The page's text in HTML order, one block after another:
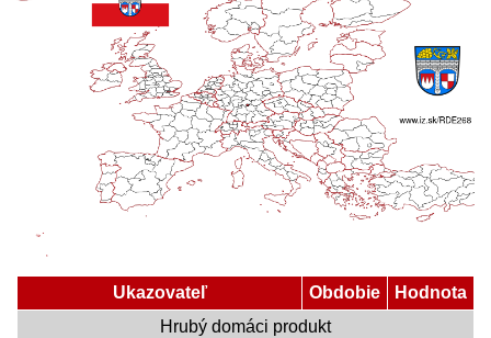
Ukazovateľ Obdobie
Hodnota
Hrubý domáci produkt